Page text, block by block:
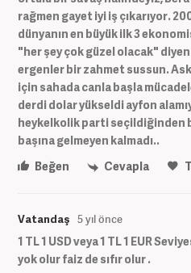
rağmen gayet iyi iş çıkarıyor.
dünyanın en büyük ilk 3
"her şey çok güzel olacak"
ergenler bir zahmet sussun.
için sahada canla başla
derdi dolar yükseldi ayfon
heykelkolik parti seçildiğinden
başına gelmeyen kalmadı..
Beğen
Cevapla
Vatandaş 5 yıl önce
1 TL 1 USD veya 1 TL 1 EUR
yok olur faiz de sıfır olur .